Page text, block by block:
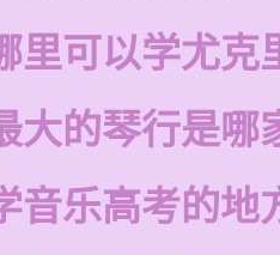
里可以学尤克
大的琴行是哪
音乐高考的地